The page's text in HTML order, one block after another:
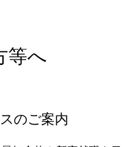
等へ
のご案内